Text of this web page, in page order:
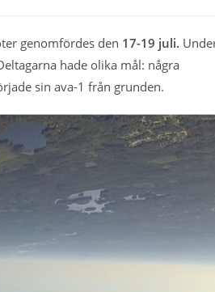
genomfördes den 17-19 juli.
hade olika mål: några
sin ava-1 från grunden.